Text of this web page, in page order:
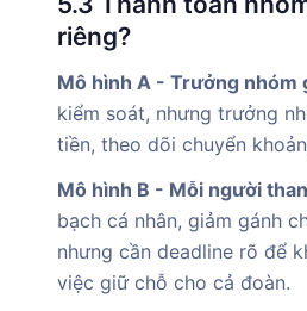
riêng?
Mô hình A - Trưởng nhóm
kiểm soát, nhưng trưởng
tiền, theo dõi chuyển
Mô hình B - Mỗi người
bạch cá nhân, giảm gánh
nhưng cần deadline rõ để
việc giữ chỗ cho cả đoàn.